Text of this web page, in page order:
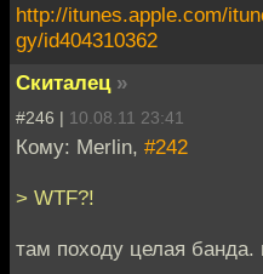
http://itunes.apple.com/
gy/id404310362
Скиталец »
#246 | 10.08.11 23:41
Кому: Merlin, #242
> WTF?!
там походу целая банда.